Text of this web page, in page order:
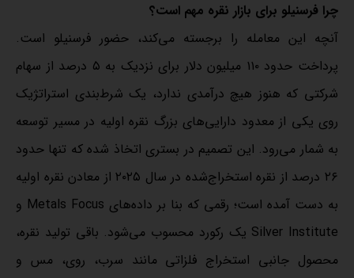
چرا فرسنیلو برای بازار نقره مهم است؟
آنچه این معامله را برجسته می‌کند، حضور فرسنیلو است.
پرداخت حدود ۱۱۰ میلیون دلار برای نزدیک به ۵ درصد از سهام
شرکتی که هنوز هیچ درآمدی ندارد، یک شرط‌بندی استراتژیک
روی یکی از معدود دارایی‌های بزرگ نقره اولیه در مسیر توسعه
به شمار می‌رود. این تصمیم در بستری اتخاذ شده که تنها حدود
۲۶ درصد از نقره استخراج‌شده در سال ۲۰۲۵ از معادن نقره اولیه
به دست آمده است؛ رقمی که بنا بر داده‌های Metals Focus و
Silver Institute یک رکورد محسوب می‌شود. باقی تولید نقره،
محصول جانبی استخراج فلزاتی مانند سرب، روی، مس و